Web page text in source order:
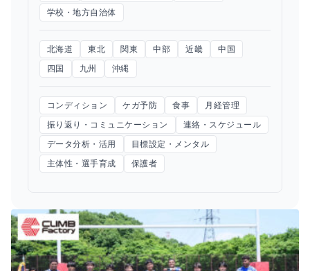
学校・地方自治体
北海道 東北 関東 中部 近畿
中国
四国
九州 沖縄
コンディション ケガ予防 食事
月経管理
振り返り・コミュニケーション
連絡・スケジュール
データ分析・活用
目標設定・メンタル
主体性・選手育成
保護者